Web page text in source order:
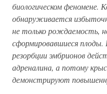
биологическом феномене.
обнаруживается
не только рождаемость,
сформировавшиеся
резорбции эмбрионов
адреналина, а потому
демонстрируют